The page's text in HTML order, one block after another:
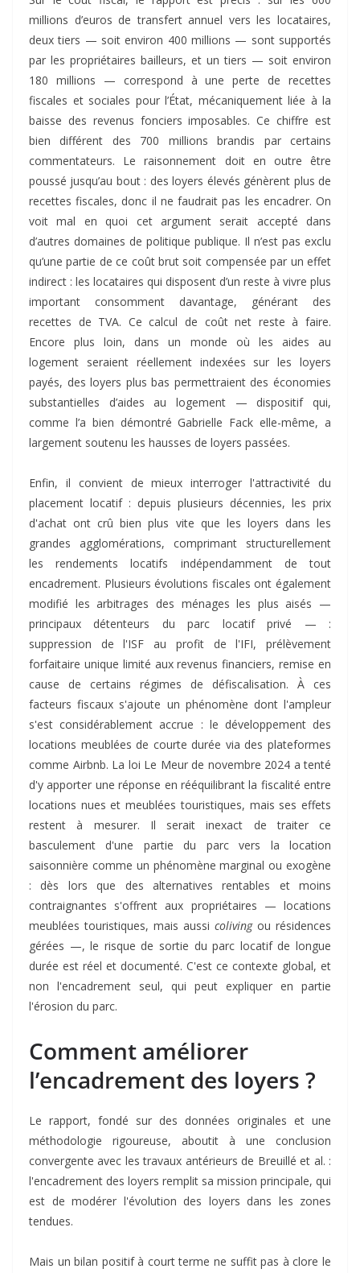
millions d’euros de transfert annuel vers les locataires,
deux tiers — soit environ 400 millions — sont supportés
par les propriétaires bailleurs, et un tiers — soit environ
180 millions — correspond à une perte de recettes
fiscales et sociales pour l’État, mécaniquement liée à la
baisse des revenus fonciers imposables. Ce chiffre est
bien différent des 700 millions brandis par certains
commentateurs. Le raisonnement doit en outre être
poussé jusqu’au bout : des loyers élevés génèrent plus de
recettes fiscales, donc il ne faudrait pas les encadrer. On
voit mal en quoi cet argument serait accepté dans
d’autres domaines de politique publique. Il n’est pas exclu
qu’une partie de ce coût brut soit compensée par un effet
indirect : les locataires qui disposent d’un reste à vivre plus
important consomment davantage, générant des
recettes de TVA. Ce calcul de coût net reste à faire.
Encore plus loin, dans un monde où les aides au
logement seraient réellement indexées sur les loyers
payés, des loyers plus bas permettraient des économies
substantielles d’aides au logement — dispositif qui,
comme l’a bien démontré Gabrielle Fack elle-même, a
largement soutenu les hausses de loyers passées.
Enfin, il convient de mieux interroger l'attractivité du
placement locatif : depuis plusieurs décennies, les prix
d'achat ont crû bien plus vite que les loyers dans les
grandes agglomérations, comprimant structurellement
les rendements locatifs indépendamment de tout
encadrement. Plusieurs évolutions fiscales ont également
modifié les arbitrages des ménages les plus aisés —
principaux détenteurs du parc locatif privé — :
suppression de l'ISF au profit de l'IFI, prélèvement
forfaitaire unique limité aux revenus financiers, remise en
cause de certains régimes de défiscalisation. À ces
facteurs fiscaux s'ajoute un phénomène dont l'ampleur
s'est considérablement accrue : le développement des
locations meublées de courte durée via des plateformes
comme Airbnb. La loi Le Meur de novembre 2024 a tenté
d'y apporter une réponse en rééquilibrant la fiscalité entre
locations nues et meublées touristiques, mais ses effets
restent à mesurer. Il serait inexact de traiter ce
basculement d'une partie du parc vers la location
saisonnière comme un phénomène marginal ou exogène
: dès lors que des alternatives rentables et moins
contraignantes s'offrent aux propriétaires — locations
meublées touristiques, mais aussi colivingou résidences
gérées —, le risque de sortie du parc locatif de longue
durée est réel et documenté. C'est ce contexte global, et
non l'encadrement seul, qui peut expliquer en partie
l'érosion du parc.
Comment améliorer
l’encadrement des loyers ?
Le rapport, fondé sur des données originales et une
méthodologie rigoureuse, aboutit à une conclusion
convergente avec les travaux antérieurs de Breuillé et al. :
l'encadrement des loyers remplit sa mission principale, qui
est de modérer l'évolution des loyers dans les zones
tendues.
Mais un bilan positif à court terme ne suffit pas à clore le